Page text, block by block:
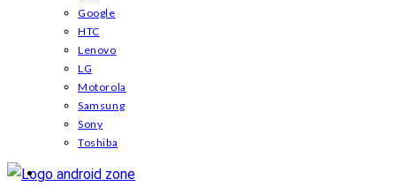
Google
HTC
Lenovo
LG
Motorola
Samsung
Sony
Toshiba